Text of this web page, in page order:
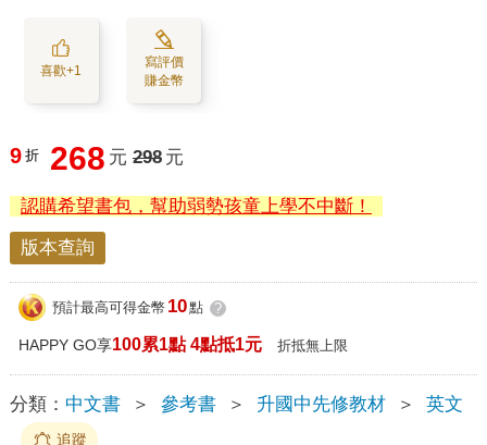
喜歡+1
寫評價
賺金幣
9 折 268 元 298 元
認購希望書包，幫助弱勢孩童上學不中斷！
版本查詢
預計最高可得金幣 10點 ?
HAPPY GO享100累1點 4點抵1元 折抵無上限
分類： 中文書 ＞ 參考書 ＞ 升國中先修教材 ＞ 英文
追蹤